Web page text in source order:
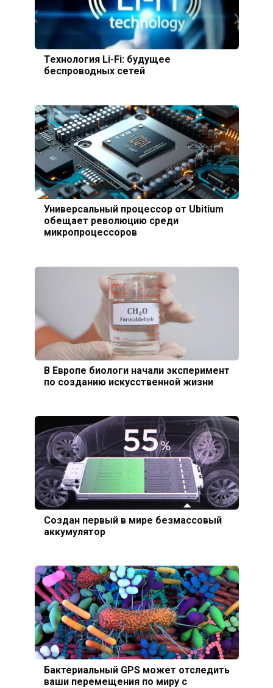
Технология Li-Fi: будущее
беспроводных сетей
Универсальный процессор от Ubitium
обещает революцию среди
микропроцессоров
В Европе биологи начали эксперимент
по созданию искусственной жизни
Создан первый в мире безмассовый
аккумулятор
Бактериальный GPS может отследить
ваши перемещения по миру с